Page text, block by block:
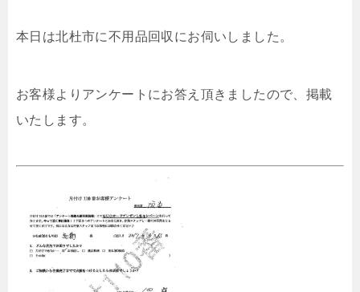
本日は北杜市に不用品回収にお伺いしました。
お客様よりアンケートにお答え頂きましたので、掲載
いたします。